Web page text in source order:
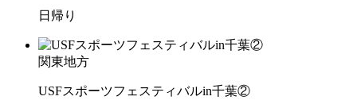
日帰り
関東地方
USFスポーツフェスティバルin千葉②